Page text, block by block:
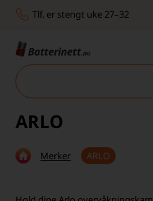
Tlf. er stengt uke 27–32
Toll, moms og avgifter
30 dagers full returrett
Billig frakt
ARLO
Merker ARLO